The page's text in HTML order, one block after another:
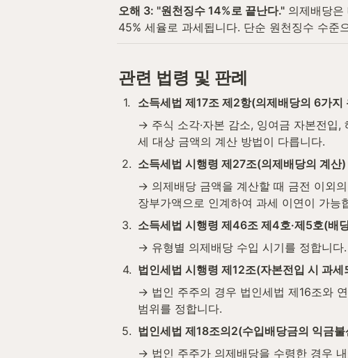
오해 3: "원천징수 14%로 끝난다." 의제배당
45% 세율로 과세됩니다. 단순 원천징수 수준
관련 법령 및 판례
1.
소득세법 제17조 제2항(의제배당의 6가지
→ 주식 소각·자본 감소, 잉여금 자본전입,
세 대상 금액의 계산 방법이 다릅니다.
2. 소득세법 시행령 제27조(의제배당의 계산)
→ 의제배당 금액을 계산할 때 금전 이외
장부가액으로 인계하여 과세 이연이 가능
3. 소득세법 시행령 제46조 제4호·제5호(배
→ 유형별 의제배당 수입 시기를 정합니다
4. 법인세법 시행령 제12조(자본전입 시 과
→ 법인 주주의 경우 법인세법 제16조와
범위를 정합니다.
5. 법인세법 제18조의2(수입배당금의 익금불
→ 법인 주주가 의제배당을 수령한 경우